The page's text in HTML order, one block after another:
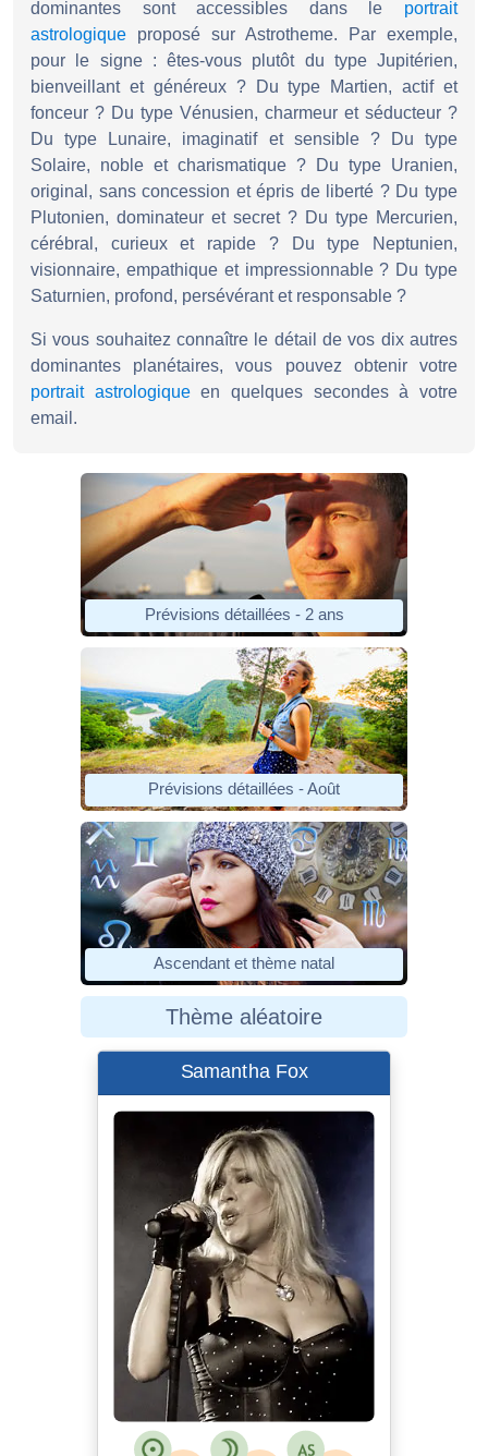
dominantes sont accessibles dans le portrait
astrologique proposé sur Astrotheme. Par exemple,
pour le signe : êtes-vous plutôt du type Jupitérien,
bienveillant et généreux ? Du type Martien, actif et
fonceur ? Du type Vénusien, charmeur et séducteur ?
Du type Lunaire, imaginatif et sensible ? Du type
Solaire, noble et charismatique ? Du type Uranien,
original, sans concession et épris de liberté ? Du type
Plutonien, dominateur et secret ? Du type Mercurien,
cérébral, curieux et rapide ? Du type Neptunien,
visionnaire, empathique et impressionnable ? Du type
Saturnien, profond, persévérant et responsable ?
Si vous souhaitez connaître le détail de vos dix autres
dominantes planétaires, vous pouvez obtenir votre
portrait astrologiqueen quelques secondes à votre
email.
Prévisions détaillées - 2 ans
Prévisions détaillées - Août
Ascendant et thème natal
Thème aléatoire
Samantha Fox
Samantha_Fox_in_Lombardy.jpg
Elena Fontana
Tabercil talk
Samantha_Fox_in_Lombardy.jpg